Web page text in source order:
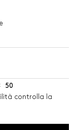
50
controlla la